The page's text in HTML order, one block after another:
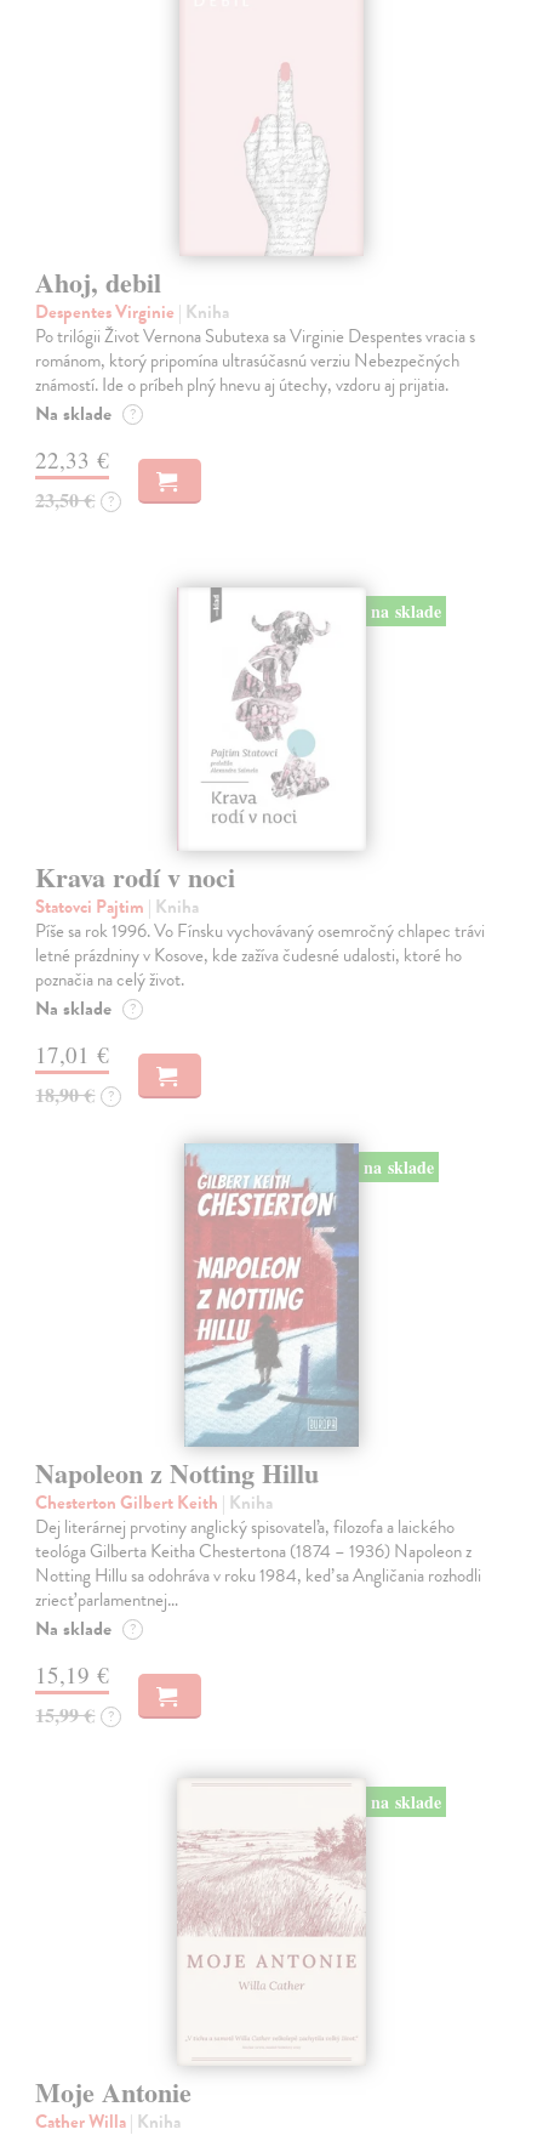
Ahoj, debil
Despentes Virginie | Kniha
Po trilógii Život Vernona Subutexa sa Virginie Despentes vracia s
románom, ktorý pripomína ultrasúčasnú verziu Nebezpečných
známostí. Ide o príbeh plný hnevu aj útechy, vzdoru aj prijatia.
Na sklade ?
22,33 €
23,50 € ?
na sklade
Krava rodí v noci
Statovci Pajtim | Kniha
Píše sa rok 1996. Vo Fínsku vychovávaný osemročný chlapec trávi
letné prázdniny v Kosove, kde zažíva čudesné udalosti, ktoré ho
poznačia na celý život.
Na sklade ?
17,01 €
18,90 € ?
na sklade
Napoleon z Notting Hillu
Chesterton Gilbert Keith | Kniha
Dej literárnej prvotiny anglický spisovateľa, filozofa a laického
teológa Gilberta Keitha Chestertona (1874 – 1936) Napoleon z
Notting Hillu sa odohráva v roku 1984, keď sa Angličania rozhodli
zriecť parlamentnej…
Na sklade ?
15,19 €
15,99 € ?
na sklade
Moje Antonie
Cather Willa| Kniha